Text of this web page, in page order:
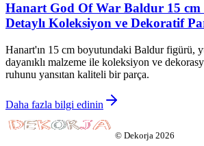
Hanart God Of War Baldur 15
Detaylı Koleksiyon ve Dekoratif
Hanart'ın 15 cm boyutundaki Baldur figürü,
dayanıklı malzeme ile koleksiyon ve
ruhunu yansıtan kaliteli bir parça.
Daha fazla bilgi edinin
© Dekorja 2026